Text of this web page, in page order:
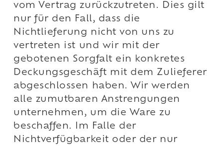
vom Vertrag zurückzutreten. Dies gilt
nur für den Fall, dass die
Nichtlieferung nicht von uns zu
vertreten ist und wir mit der
gebotenen Sorgfalt ein konkretes
Deckungsgeschäft mit dem Zulieferer
abgeschlossen haben. Wir werden
alle zumutbaren Anstrengungen
unternehmen, um die Ware zu
beschaffen. Im Falle der
Nichtverfügbarkeit oder der nur